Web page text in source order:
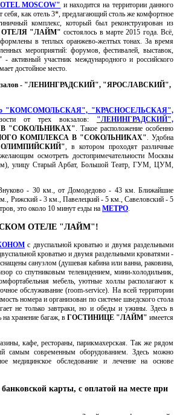
MOSCOW" и находится на территории данного
себя, как отель 3*, предлагающий столь же комфортное
комплекс, который был реконструирован из
ОТЕЛЯ "ЛАЙМ" состоялось в марте 2015 года. Всё,
в теплых оранжево-желтых тонах. За время
мероприятий: форумов, фестивалей, выставок,
- активный участник международного и российского
достойное место.
вокзалов - "ЛЕНИНГРАДСКИЙ", "ЯРОСЛАВСКИЙ",
"КОМСОМОЛЬСКАЯ", "КРАСНОСЕЛЬСКАЯ",
от трех вокзалов: "ЛЕНИНГРАДСКИЙ",
"СОКОЛЬНИКАХ". Такое расположение особенно
КОМПЛЕКСА В "СОКОЛЬНИКАХ". Удобна
, в котором проходят различные
осмотреть достопримечательности Москвы
улицу Старый Арбат, Большой Театр, ГУМ, ЦУМ,
- 30 км., от Домодедово - 43 км. Ближайшие
Рижский - 3 км., Павелецкий - 5 км., Савеловский - 5
это около 10 минут езды на МЕТРО.
ОТЕЛЕ "ЛАЙМ"!
с двуспальной кроватью и двумя раздельными
кроватью и двумя раздельными кроватями -
санузлом (душевая кабина или ванна, раковина,
со спутниковым телевидением, мини-холодильник,
мебель, уютные холлы располагают к
обслуживание (room-service). На всей территории
номера и организован по системе шведского стола
не только завтраки, но и обеды и ужины. Здесь в
хранение багаж, в ГОСТИНИЦЕ "ЛАЙМ" имеется
кафе, рестораны, парикмахерская. Так же рядом
самым современным оборудованием. Здесь можно
медицинское обследование и лечение на основе
карты, с оплатой на месте при